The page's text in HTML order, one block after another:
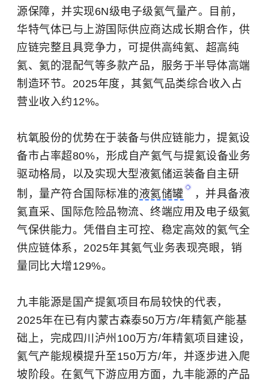
源保障，并实现6N级电子级氦气量产。目前，
华特气体已与上游国际供应商达成长期合作，供
应链完整且具竞争力，可提供高纯氦、超高纯
氦、氦的混配气等多款产品，服务于半导体高端
制造环节。2025年度，其氦气品类综合收入占
营业收入约12%。
杭氧股份的优势在于装备与供应链能力，提氦设
备市占率超80%，形成自产氦气与提氦设备业务
驱动格局，以及实现大型液氦储运装备自主研
制，量产符合国际标准的液氦储罐
，并具备液
氦直采、国际危险品物流、终端应用及电子级氦
气保供能力。凭借自主可控、稳定高效的氦气全
供应链体系，2025年其氦气业务表现亮眼，销
量同比大增129%。
九丰能源是国产提氦项目布局较快的代表，
2025年在已有内蒙古森泰50万方/年精氦产能基
础上，完成四川泸州100万方/年精氦项目建设，
氦气产能规模提升至150万方/年，并逐步进入爬
坡阶段。在氦气下游应用方面，九丰能源的产品